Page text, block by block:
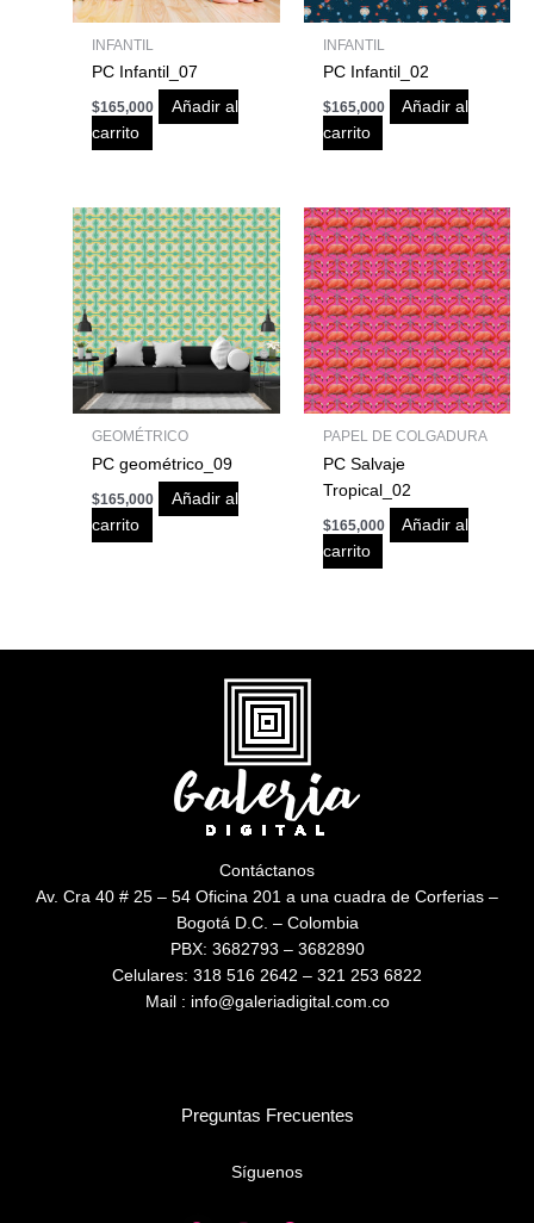
INFANTIL
PC Infantil_07
$165,000
Añadir al
carrito
INFANTIL
PC Infantil_02
$165,000
Añadir al
carrito
GEOMÉTRICO
PC geométrico_09
$165,000
Añadir al
carrito
PAPEL DE COLGADURA
PC Salvaje
Tropical_02
$165,000
Añadir al
carrito
Contáctanos
Av. Cra 40 # 25 – 54 Oficina 201 a una cuadra de Corferias –
Bogotá D.C. – Colombia
PBX: 3682793 – 3682890
Celulares: 318 516 2642 – 321 253 6822
Mail : info@galeriadigital.com.co
Preguntas Frecuentes
Síguenos